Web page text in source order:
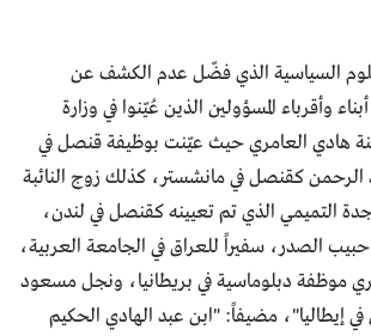
السياسية الذي فضّل عدم الكشف عن
وأقرباء المسؤولين الذين عُيّنوا في وزارة
هادي العامري حيث عيّنت بوظيفة قنصل في
كقنصل في مانشستر، كذلك زوج النائبة
التميمي الذي تم تعيينه كقنصل في لندن،
الصدر، سفيراً للعراق في الجامعة العربية،
موظفة دبلوماسية في بريطانيا، ونجل مسعود
في إيطاليا"، مضيفاً: "ابن عبد الهادي الحكيم